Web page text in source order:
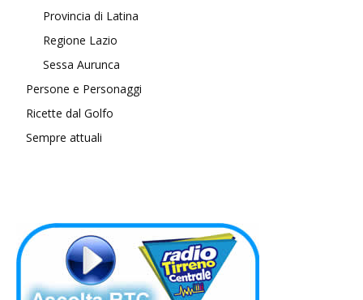
Provincia di Latina
Regione Lazio
Sessa Aurunca
Persone e Personaggi
Ricette dal Golfo
Sempre attuali